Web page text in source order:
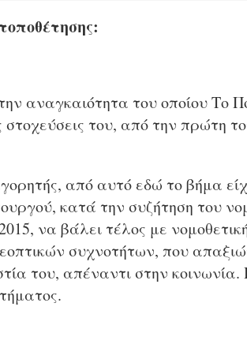
αναγκαιότητα του οποίου Το
στοχεύσεις του, από την πρώτη
από αυτό εδώ το βήμα
κατά την συζήτηση του
να βάλει τέλος με
συχνοτήτων, που
του, απέναντι στην κοινωνία.